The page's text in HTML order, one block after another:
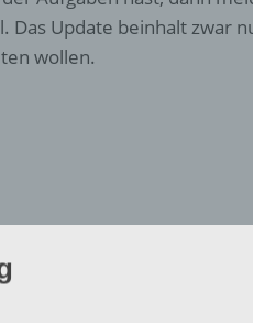
Das Update beinhalt zwar
wollen.